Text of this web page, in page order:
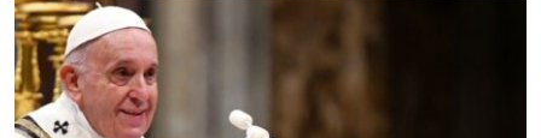
СВІТ
КИТАЙ.ВИКЛИКИ
МУЛЬТИМЕДІА
ФОТО